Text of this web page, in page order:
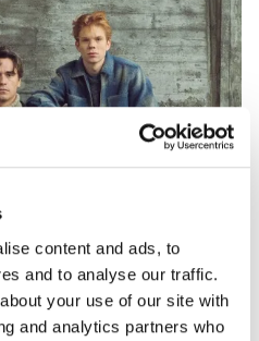
content and ads, to
and to analyse our traffic.
your use of our site with
and analytics partners who